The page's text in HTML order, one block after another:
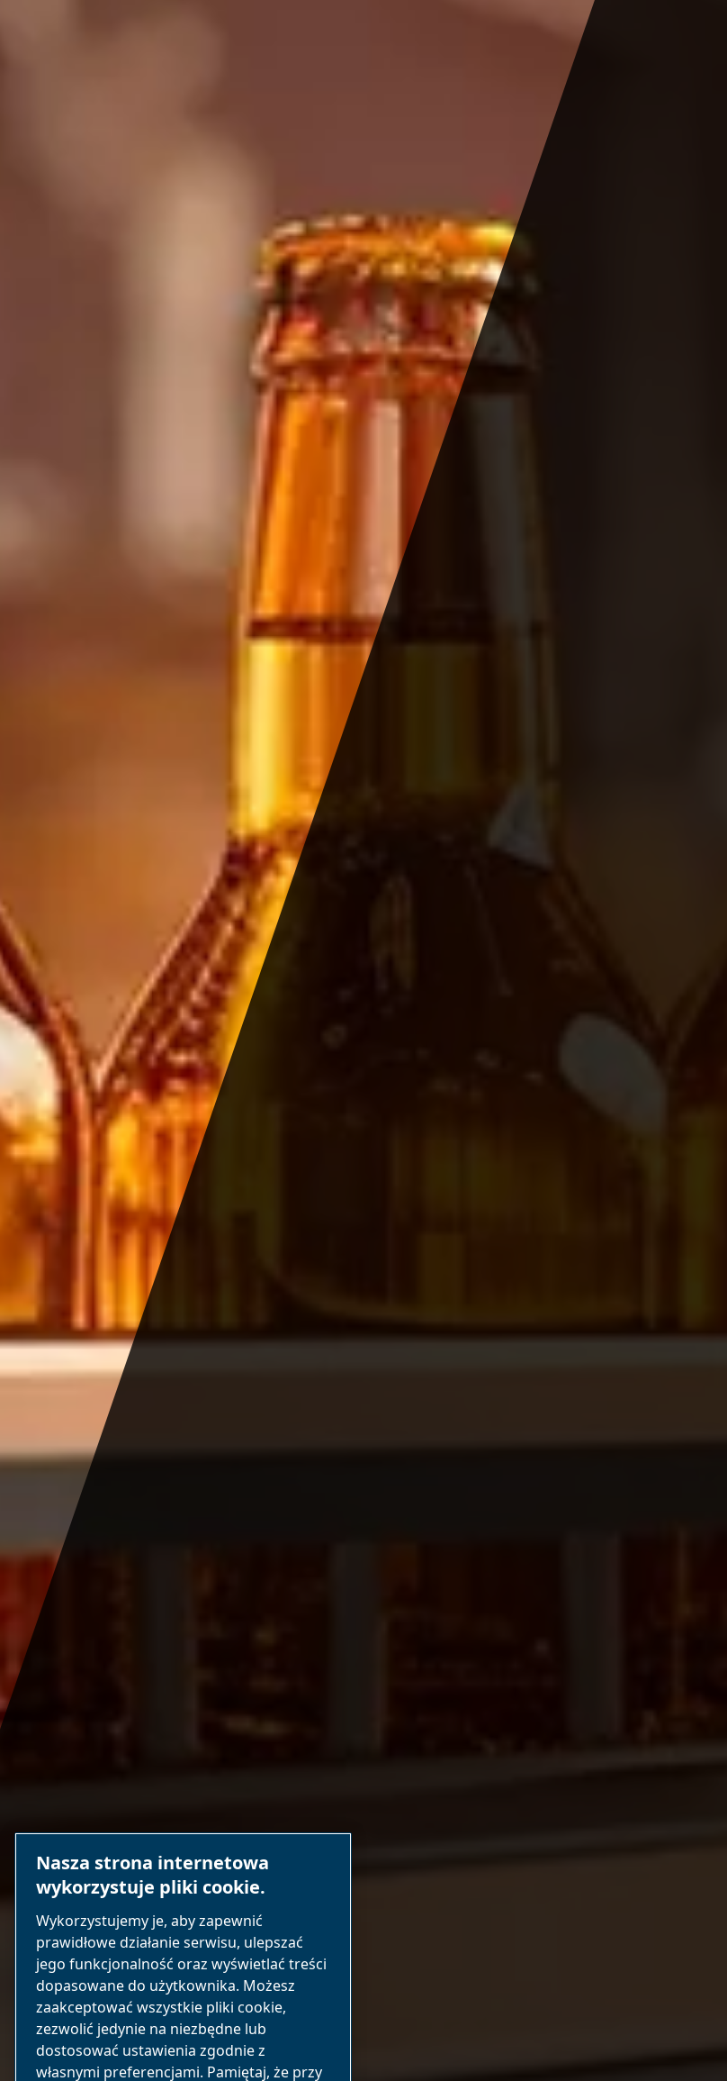
Nasza strona internetowa
wykorzystuje pliki cookie.
Wykorzystujemy je, aby zapewnić
prawidłowe działanie serwisu, ulepszać
jego funkcjonalność oraz wyświetlać treści
dopasowane do użytkownika. Możesz
zaakceptować wszystkie pliki cookie,
zezwolić jedynie na niezbędne lub
dostosować ustawienia zgodnie z
własnymi preferencjami. Pamiętaj, że przy